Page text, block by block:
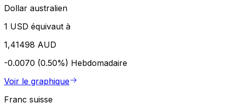
Dollar australien
1 USD équivaut à
1,41498 AUD
-0.0070 (0.50%) Hebdomadaire
Voir le graphique
Franc suisse